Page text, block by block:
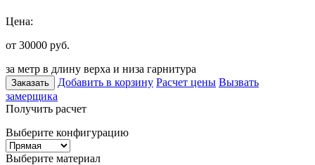
Цена:
от 30000 руб.
за метр в длину верха и низа гарнитура
Заказать Добавить в корзину Расчет цены Вызвать
замерщика
Получить расчет
Выберите конфигурацию
Выберите материал